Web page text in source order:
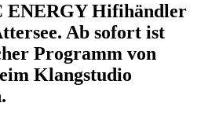
ENERGY Hifihändler
Ab sofort ist
Programm von
Klangstudio